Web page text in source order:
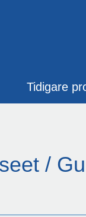
Tidigare
/